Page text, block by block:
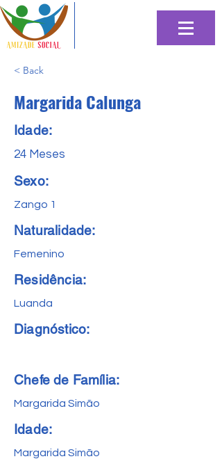
< Back
Margarida Calunga
Idade:
24 Meses
Sexo:
Zango 1
Naturalidade:
Femenino
Residência:
Luanda
Diagnóstico:
Chefe de Família:
Margarida Simão
Idade:
Margarida Simão